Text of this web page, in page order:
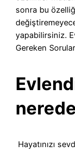
sonra bu
yapabilirsiniz.
Gereken
Hayatınızı